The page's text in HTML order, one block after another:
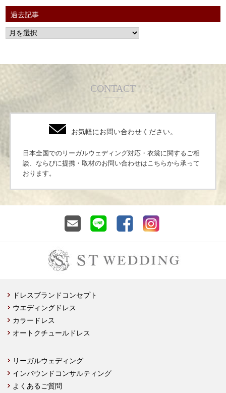
過去記事
CONTACT
お気軽にお問い合わせください。
日本全国でのリーガルウェディング対応・衣裳に関するご相
談、ならびに提携・取材のお問い合わせはこちらから承って
おります。
ドレスブランドコンセプト
ウエディングドレス
カラードレス
オートクチュールドレス
リーガルウェディング
インバウンドコンサルティング
よくあるご質問